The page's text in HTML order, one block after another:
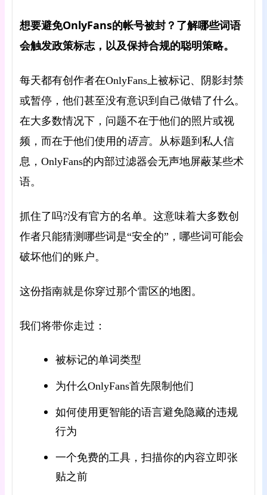
想要避免OnlyFans的帐号被封？了解哪些词语
会触发政策标志，以及保持合规的聪明策略。
每天都有创作者在OnlyFans上被标记、阴影封禁
或暂停，他们甚至没有意识到自己做错了什么。
在大多数情况下，问题不在于他们的照片或视
频 ，而在于他们使用的语言。从标题到私人信
息，OnlyFans的内部过滤器会无声地屏蔽某些术
语。
抓住了吗?没有官方的名单。这意味着大多数创
作者只能猜测哪些词是“安全的”，哪些词可能会
破坏他们的账户。
这份指南就是你穿过那个雷区的地图。
我们将带你走过：
被标记的单词类型
为什么OnlyFans首先限制他们
如何使用更智能的语言避免隐藏的违规
行为
一个免费的工具，扫描你的内容立即张
贴之前